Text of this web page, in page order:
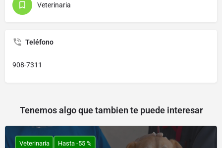
Veterinaria
Teléfono
908-7311
Tenemos algo que tambien te puede interesar
Veterinaria Hasta -55 %